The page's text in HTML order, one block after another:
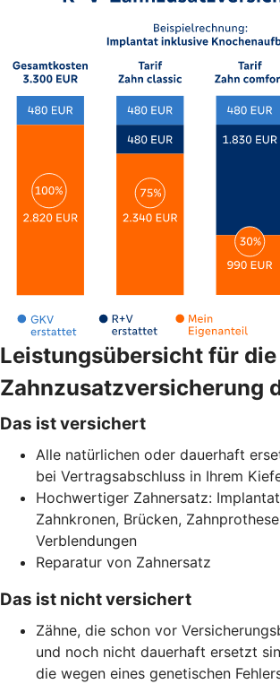
Leistungsübersicht für die
Zahnzusatzversicherung
Das ist versichert
Alle natürlichen oder dauerhaft
bei Vertragsabschluss in Ihrem
Hochwertiger Zahnersatz:
Zahnkronen, Brücken,
Verblendungen
Reparatur von Zahnersatz
Das ist nicht versichert
Zähne, die schon vor
und noch nicht dauerhaft ersetzt
die wegen eines genetischen